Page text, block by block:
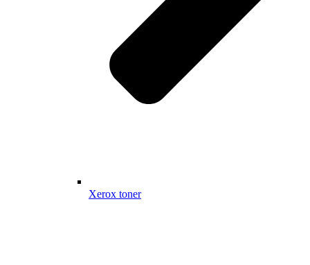
Xerox toner